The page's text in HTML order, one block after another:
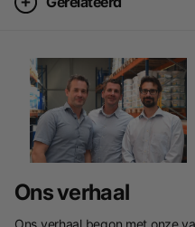
Ons verhaal
Ons verhaal begon met onze